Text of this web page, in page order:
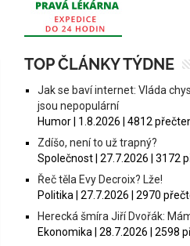
TOP ČLÁNKY TÝDNE
Jak se baví internet: Vláda
jsou nepopulární
Humor | 1.8.2026 | 4812
Zdíšo, není to už trapný?
Společnost | 27.7.2026 | 3172
Řeč těla Evy Decroix? Lže!
Politika | 27.7.2026 | 2970
Herecká šmíra Jiří Dvořák:
Ekonomika | 28.7.2026 | 2598